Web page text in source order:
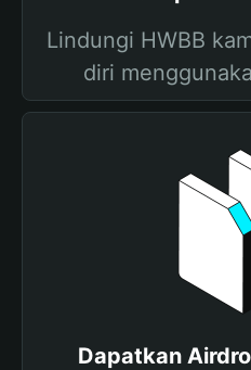
Lindungi HWBB
diri
Dapatkan